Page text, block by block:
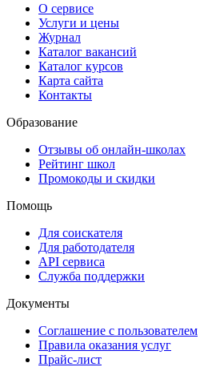
О сервисе
Услуги и цены
Журнал
Каталог вакансий
Каталог курсов
Карта сайта
Контакты
Образование
Отзывы об онлайн-школах
Рейтинг школ
Промокоды и скидки
Помощь
Для соискателя
Для работодателя
API сервиса
Служба поддержки
Документы
Соглашение с пользователем
Правила оказания услуг
Прайс-лист